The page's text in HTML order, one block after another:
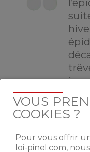
VOUS
COOKIES ?
Pour vous offrir
loi-pinel.com,